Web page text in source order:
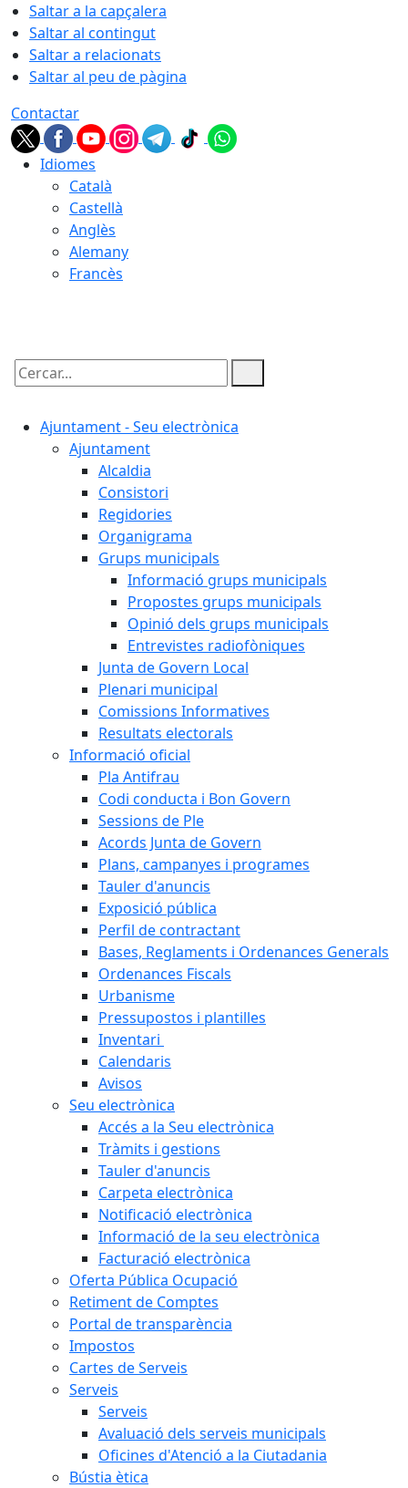
Saltar a la capçalera
Saltar al contingut
Saltar a relacionats
Saltar al peu de pàgina
Contactar
Idiomes
Català
Castellà
Anglès
Alemany
Francès
Cercar:
Ajuntament - Seu electrònica
Ajuntament
Alcaldia
Consistori
Regidories
Organigrama
Grups municipals
Informació grups municipals
Propostes grups municipals
Opinió dels grups municipals
Entrevistes radiofòniques
Junta de Govern Local
Plenari municipal
Comissions Informatives
Resultats electorals
Informació oficial
Pla Antifrau
Codi conducta i Bon Govern
Sessions de Ple
Acords Junta de Govern
Plans, campanyes i programes
Tauler d'anuncis
Exposició pública
Perfil de contractant
Bases, Reglaments i Ordenances Generals
Ordenances Fiscals
Urbanisme
Pressupostos i plantilles
Inventari
Calendaris
Avisos
Seu electrònica
Accés a la Seu electrònica
Tràmits i gestions
Tauler d'anuncis
Carpeta electrònica
Notificació electrònica
Informació de la seu electrònica
Facturació electrònica
Oferta Pública Ocupació
Retiment de Comptes
Portal de transparència
Impostos
Cartes de Serveis
Serveis
Serveis
Avaluació dels serveis municipals
Oficines d'Atenció a la Ciutadania
Bústia ètica